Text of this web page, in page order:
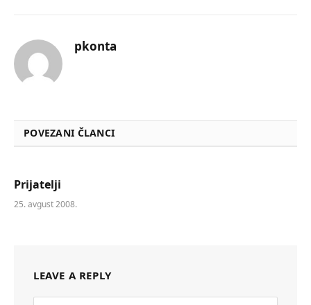
pkonta
POVEZANI ČLANCI
Prijatelji
25. avgust 2008.
LEAVE A REPLY